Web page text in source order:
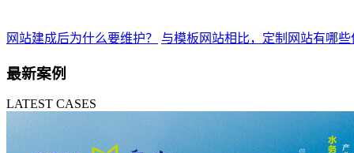
网站建成后为什么要维护？ 与模板网站相比，定制网站有哪些
最新案例
LATEST CASES